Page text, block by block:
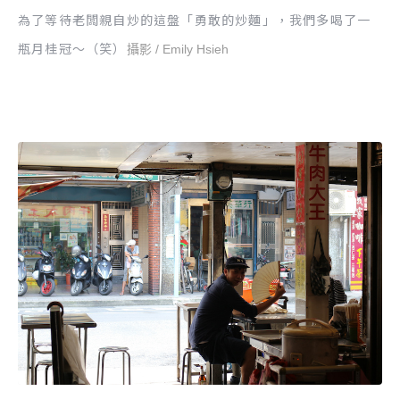
為了等待老闆親自炒的這盤「勇敢的炒麵」，我們多喝了一
瓶月桂冠～（笑）
攝影 / Emily Hsieh